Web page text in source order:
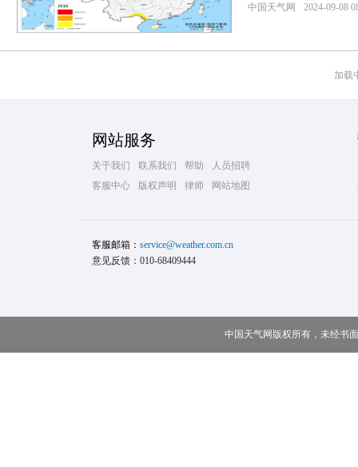
中国天气网 2024-09-08
加载
网站服务
关于我们 联系我们 帮助
人员招聘
客服中心
版权声明 律师 网站地图
客服邮箱： service@weather.com.cn
意见反馈：010-68409444
中国天气网版权所有，未经